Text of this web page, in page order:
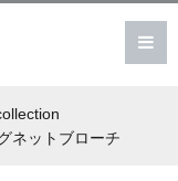
ネットブローチ